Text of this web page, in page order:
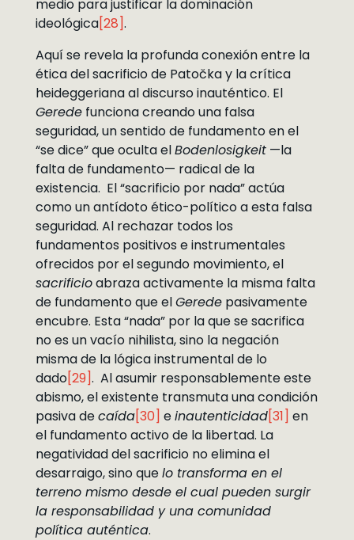
medio para justificar la dominación
ideológica[28].
Aquí se revela la profunda conexión entre la
ética del sacrificio de Patočka y la crítica
heideggeriana al discurso inauténtico. El
Geredefunciona creando una falsa
seguridad, un sentido de fundamento en el
“se dice” que oculta elBodenlosigkeit—la
falta de fundamento— radical de la
existencia. El “sacrificio por nada” actúa
como un antídoto ético-político a esta falsa
seguridad. Al rechazar todos los
fundamentos positivos e instrumentales
ofrecidos por el segundo movimiento, el
sacrificioabraza activamente la misma falta
de fundamento que elGeredepasivamente
encubre. Esta “nada” por la que se sacrifica
no es un vacío nihilista, sino la negación
misma de la lógica instrumental de lo
dado[29]. Al asumir responsablemente este
abismo, el existente transmuta una condición
pasiva decaída[30] einautenticidad[31] en
el fundamento activo de la libertad. La
negatividad del sacrificio no elimina el
desarraigo, sino quelo transforma en el
terreno mismo desde el cual pueden surgir
la responsabilidad y una comunidad
política auténtica.